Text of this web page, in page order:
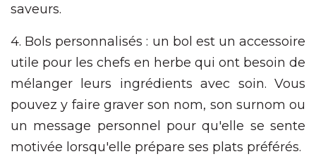
saveurs.
4. Bols personnalisés : un bol est un accessoire
utile pour les chefs en herbe qui ont besoin de
mélanger leurs ingrédients avec soin. Vous
pouvez y faire graver son nom, son surnom ou
un message personnel pour qu'elle se sente
motivée lorsqu'elle prépare ses plats préférés.